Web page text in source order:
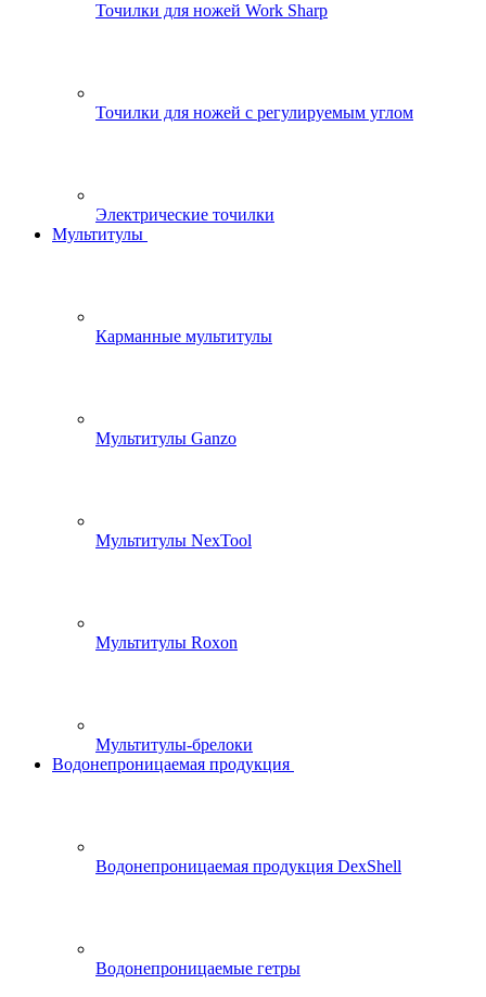
Точилки для ножей Work Sharp
Точилки для ножей с регулируемым углом
Электрические точилки
Мультитулы
Карманные мультитулы
Мультитулы Ganzo
Мультитулы NexTool
Мультитулы Roxon
Мультитулы-брелоки
Водонепроницаемая продукция
Водонепроницаемая продукция DexShell
Водонепроницаемые гетры